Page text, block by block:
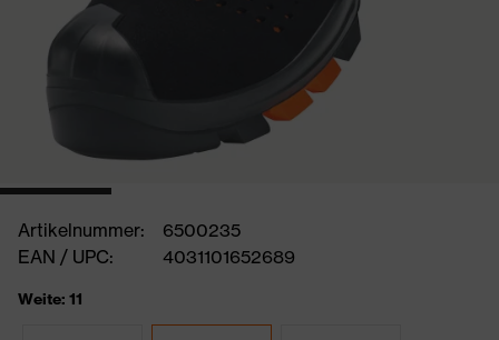
Artikelnummer:
6500235
EAN / UPC:
4031101652689
Weite: 11